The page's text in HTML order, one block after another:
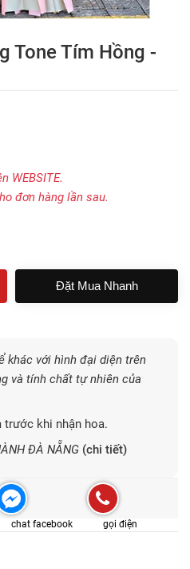
Tone Tím Hồng -
WEBSITE.
đơn hàng lần sau.
Đặt Mua Nhanh
khác với hình đại diện trên
và tính chất tự nhiên của
trước khi nhận hoa.
ĐÀ NẴNG (chi tiết)
chat facebook gọi điện